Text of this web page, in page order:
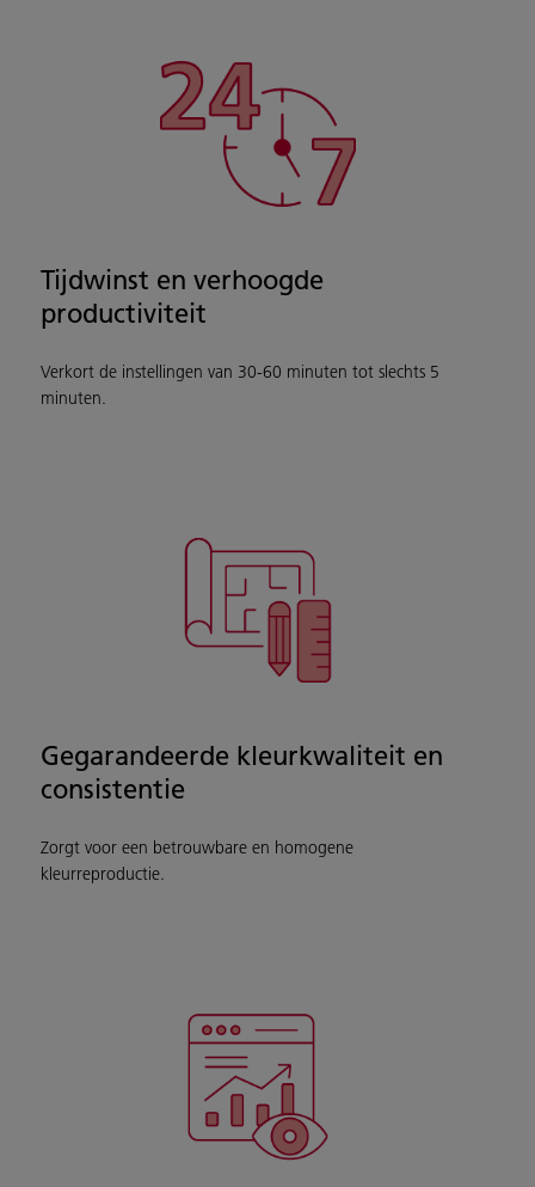
Tijdwinst en verhoogde
productiviteit
Verkort de instellingen van 30-60 minuten tot slechts 5
minuten.
Gegarandeerde kleurkwaliteit en
consistentie
Zorgt voor een betrouwbare en homogene
kleurreproductie.